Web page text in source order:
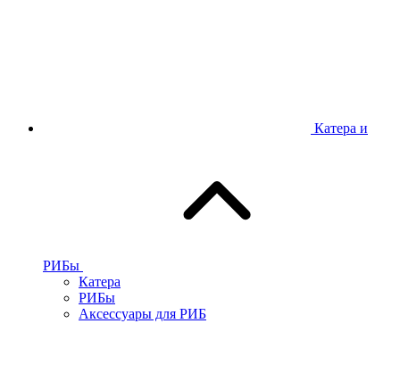
Катера и
РИБы
Катера
РИБы
Аксессуары для РИБ